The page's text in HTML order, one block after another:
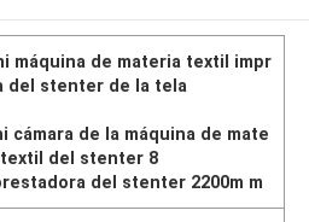
máquina de materia textil impr
del stenter de la tela
cámara de la máquina de mate
del stenter 8
del stenter 2200m m